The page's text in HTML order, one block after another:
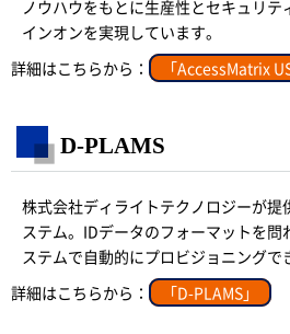
ノウハウをもとに生産性とセキュリ
インオンを実現しています。
詳細はこちらから：
「AccessMatrix
D-PLAMS
株式会社ディライトテクノロジーが提
ステム。IDデータのフォーマットを
ステムで自動的にプロビジョニングで
詳細はこちらから：
「D-PLAMS」